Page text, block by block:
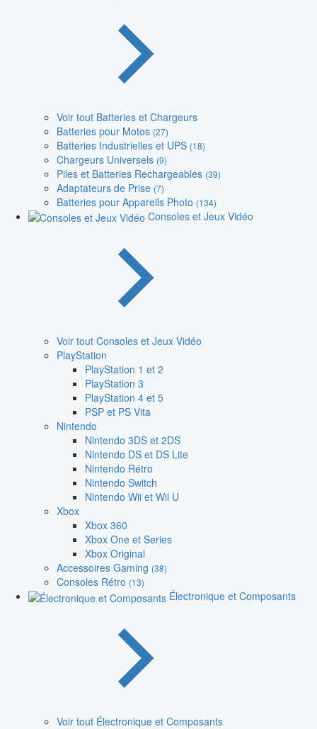
Voir tout Batteries et Chargeurs
Batteries pour Motos (27)
Batteries Industrielles et UPS (18)
Chargeurs Universels (9)
Piles et Batteries Rechargeables (39)
Adaptateurs de Prise (7)
Batteries pour Appareils Photo (134)
Consoles et Jeux Vidéo
Voir tout Consoles et Jeux Vidéo
PlayStation
PlayStation 1 et 2
PlayStation 3
PlayStation 4 et 5
PSP et PS Vita
Nintendo
Nintendo 3DS et 2DS
Nintendo DS et DS Lite
Nintendo Rétro
Nintendo Switch
Nintendo Wii et Wii U
Xbox
Xbox 360
Xbox One et Series
Xbox Original
Accessoires Gaming (38)
Consoles Rétro (13)
Électronique et Composants
Voir tout Électronique et Composants